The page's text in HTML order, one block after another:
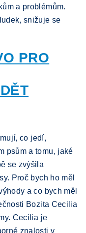
a problémům.
snižuje se
PRO
co jedí,
psům a tomu, jaké
se zvýšila
Proč bych ho měl
a co bych měl
Bozita Cecilia
Cecilia je
znalosti v